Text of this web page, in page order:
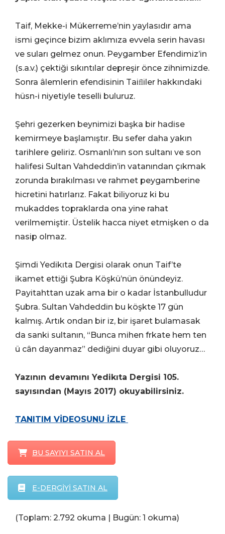
Taif, Mekke-i Mükerreme’nin yaylasıdır ama
ismi geçince bizim aklımıza evvela serin havası
ve suları gelmez onun. Peygamber Efendimiz’in
(s.a.v.) çektiği sıkıntılar depreşir önce zihnimizde.
Sonra âlemlerin efendisinin Taiﬂiler hakkındaki
hüsn-i niyetiyle teselli buluruz.
Şehri gezerken beynimizi başka bir hadise
kemirmeye başlamıştır. Bu sefer daha yakın
tarihlere geliriz. Osmanlı’nın son sultanı ve son
halifesi Sultan Vahdeddin’in vatanından çıkmak
zorunda bırakılması ve rahmet peygamberine
hicretini hatırlarız. Fakat biliyoruz ki bu
mukaddes topraklarda ona yine rahat
verilmemiştir. Üstelik hacca niyet etmişken o da
nasip olmaz.
Şimdi Yedikıta Dergisi olarak onun Taif’te
ikamet ettiği Şubra Köşkü’nün önündeyiz.
Payitahttan uzak ama bir o kadar İstanbulludur
Şubra. Sultan Vahdeddin bu köşkte 17 gün
kalmış. Artık ondan bir iz, bir işaret bulamasak
da sanki sultanın, “Bunca mihen frkate hem ten
ü cân dayanmaz” dediğini duyar gibi oluyoruz…
Yazının devamını Yedikıta Dergisi 105.
sayısından (Mayıs 2017) okuyabilirsiniz.
TANITIM VİDEOSUNU İZLE
BU SAYIYI SATIN AL
E-DERGİYİ SATIN AL
(Toplam: 2.792 okuma | Bugün: 1 okuma)